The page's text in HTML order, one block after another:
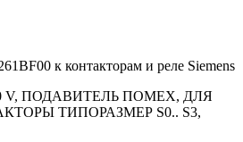
к контакторам и реле Siemens
V, ПОДАВИТЕЛЬ ПОМЕХ, ДЛЯ
ТИПОРАЗМЕР S0.. S3,